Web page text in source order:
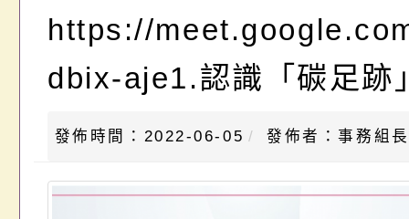
https://
dbix-aje1.認識「碳足跡
發佈時間：2022-06-05 發佈者：事務組長